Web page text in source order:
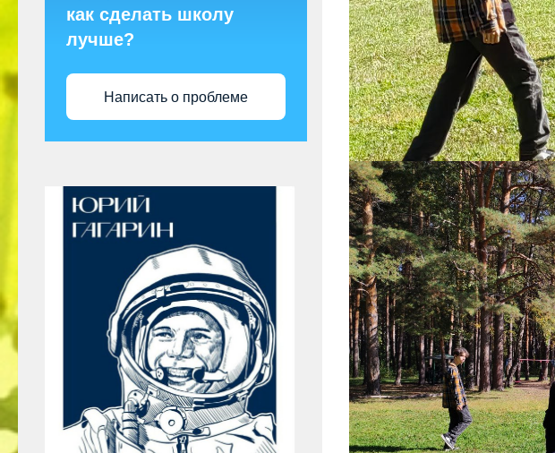
как сделать школу
лучше?
Написать о проблеме